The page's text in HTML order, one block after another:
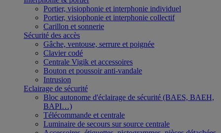
Portier, visiophonie et interphonie individuel
Portier, visiophonie et interphonie collectif
Carillon et sonnerie
Sécurité des accès
Gâche, ventouse, serrure et poignée
Clavier codé
Centrale Vigik et accessoires
Bouton et poussoir anti-vandale
Intrusion
Eclairage de sécurité
Bloc autonome d'éclairage de sécurité (BAES, BAEH,
BAPI…)
Télécommande et centrale
Luminaire de secours sur source centrale